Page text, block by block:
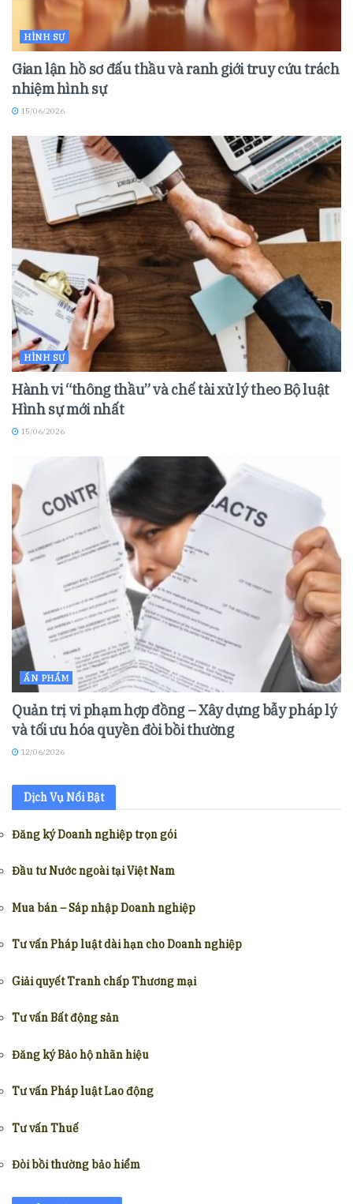
HÌNH SỰ
Gian lận hồ sơ đấu thầu và ranh giới truy cứu trách
nhiệm hình sự
15/06/2026
HÌNH SỰ
Hành vi “thông thầu” và chế tài xử lý theo Bộ luật
Hình sự mới nhất
15/06/2026
ẤN PHẨM
Quản trị vi phạm hợp đồng – Xây dựng bẫy pháp lý
và tối ưu hóa quyền đòi bồi thường
12/06/2026
Dịch Vụ Nổi Bật
Đăng ký Doanh nghiệp trọn gói
Đầu tư Nước ngoài tại Việt Nam
Mua bán – Sáp nhập Doanh nghiệp
Tư vấn Pháp luật dài hạn cho Doanh nghiệp
Giải quyết Tranh chấp Thương mại
Tư vấn Bất động sản
Đăng ký Bảo hộ nhãn hiệu
Tư vấn Pháp luật Lao động
Tư vấn Thuế
Đòi bồi thường bảo hiểm